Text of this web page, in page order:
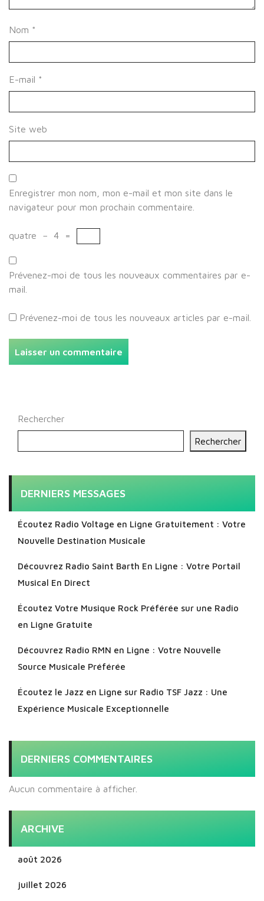
Nom *
E-mail *
Site web
Enregistrer mon nom, mon e-mail et mon site dans le
navigateur pour mon prochain commentaire.
quatre − 4 =
Prévenez-moi de tous les nouveaux commentaires par e-
mail.
Prévenez-moi de tous les nouveaux articles par e-mail.
Rechercher
Rechercher
DERNIERS MESSAGES
Écoutez Radio Voltage en Ligne Gratuitement : Votre
Nouvelle Destination Musicale
Découvrez Radio Saint Barth En Ligne : Votre Portail
Musical En Direct
Écoutez Votre Musique Rock Préférée sur une Radio
en Ligne Gratuite
Découvrez Radio RMN en Ligne : Votre Nouvelle
Source Musicale Préférée
Écoutez le Jazz en Ligne sur Radio TSF Jazz : Une
Expérience Musicale Exceptionnelle
DERNIERS COMMENTAIRES
Aucun commentaire à afficher.
ARCHIVE
août 2026
juillet 2026